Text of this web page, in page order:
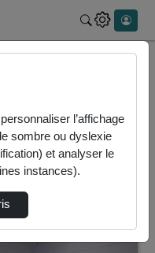
l’affichage
sombre ou dyslexie
et analyser le
instances).